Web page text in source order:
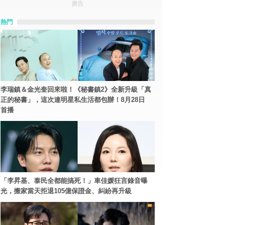
廣告
熱門
李瑞鎮＆金光奎回來啦！《秘書鎮2》全新升級「真
正的秘書」，這次連明星私生活都包辦！8月28日
首播
「李昇基、泰民全都能搞死！」車佳媛狂言錄音曝
光，搬家當天拒退105億保證金、糾紛再升級